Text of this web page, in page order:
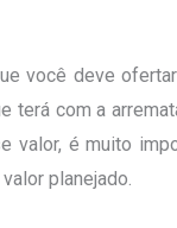
você deve
com a
valor, é muito
planejado.